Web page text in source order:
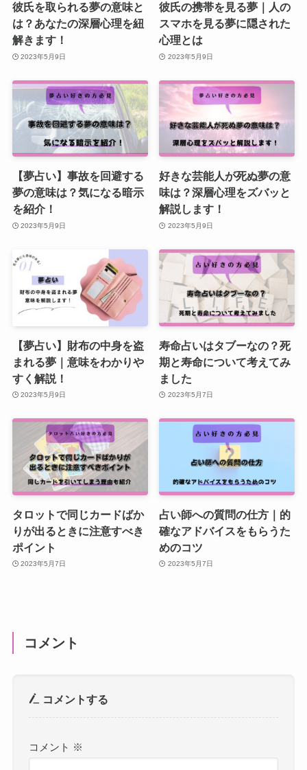
彼氏を取られる夢の意味と
は？あなたの深層心理を紐
解きます！
2023年5月9日
彼氏の携帯を見る夢｜人の
スマホを見る夢に隠された
心理とは
2023年5月9日
【夢占い】事故を回避する
夢の意味は？気になる暗示
を紹介！
2023年5月9日
好きな芸能人が死ぬ夢の意
味は？深層心理をズバッと
解説します！
2023年5月9日
【夢占い】財布の中身を盗
まれる夢｜意味をわかりや
すく解説！
2023年5月9日
寿命占いはタブーなの？死
期と寿命について考えてみ
ました
2023年5月7日
タロットで同じカードばか
りが出るときに注意すべき
ポイント
2023年5月7日
占い師への質問の仕方｜的
確なアドバイスをもらうた
めのコツ
2023年5月7日
コメント
コメントする
コメント ※